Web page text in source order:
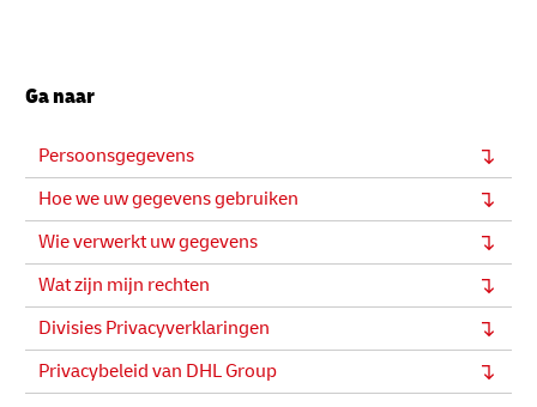
Ga naar
Persoonsgegevens
Hoe we uw gegevens gebruiken
Wie verwerkt uw gegevens
Wat zijn mijn rechten
Divisies Privacyverklaringen
Privacybeleid van DHL Group